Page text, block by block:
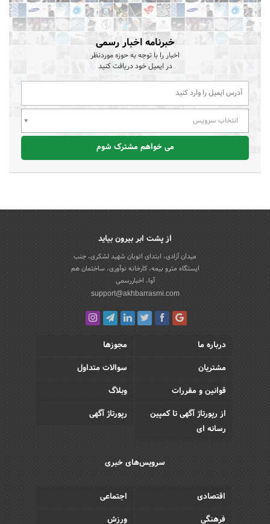
خبرنامه اخبار رسمی
اخبار را با توجه به حوزه موردنظر
در ایمیل خود دریافت کنید
انتخاب سرویس
می خواهم مشترک شوم
از پشت ابر بیرون بیاید
میدان آزادی، ابتدای اتوبان شهید لشکری، جنب
ایستگاه مترو بیمه، کارخانه نوآوری، ساختمان هم
آوا، اخباررسمی
support@akhbarrasmi.com
درباره ما
مجوزها
مشتریان
سوالات متداول
قوانین و مقررات
وبلاگ
از رپورتاژ آگهی تا کمپین
رسانه ای
رپورتاژ آگهی
سرویس‌های خبری
اقتصادی
اجتماعی
فرهنگی
ورزش